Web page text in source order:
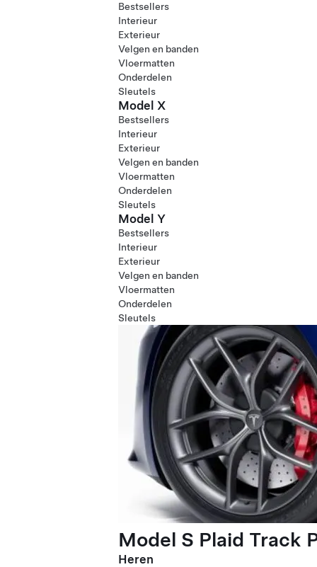
Bestsellers
Interieur
Exterieur
Velgen en banden
Vloermatten
Onderdelen
Sleutels
Model X
Bestsellers
Interieur
Exterieur
Velgen en banden
Vloermatten
Onderdelen
Sleutels
Model Y
Bestsellers
Interieur
Exterieur
Velgen en banden
Vloermatten
Onderdelen
Sleutels
Model S Plaid Track
Heren